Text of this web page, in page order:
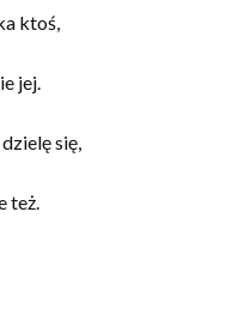
ktoś,
jej.
się,
też.